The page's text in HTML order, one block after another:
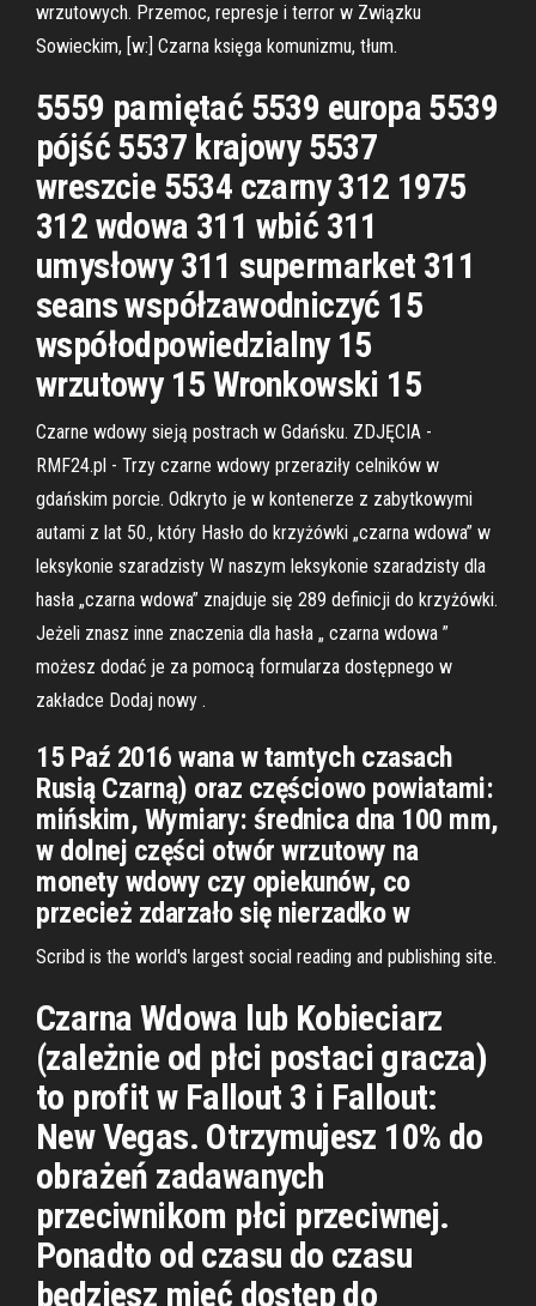
wrzutowych. Przemoc, represje i terror w Związku
Sowieckim, [w:] Czarna księga komunizmu, tłum.
5559 pamiętać 5539 europa 5539
pójść 5537 krajowy 5537
wreszcie 5534 czarny 312 1975
312 wdowa 311 wbić 311
umysłowy 311 supermarket 311
seans współzawodniczyć 15
współodpowiedzialny 15
wrzutowy 15 Wronkowski 15
Czarne wdowy sieją postrach w Gdańsku. ZDJĘCIA -
RMF24.pl - Trzy czarne wdowy przeraziły celników w
gdańskim porcie. Odkryto je w kontenerze z zabytkowymi
autami z lat 50., który Hasło do krzyżówki „czarna wdowa” w
leksykonie szaradzisty W naszym leksykonie szaradzisty dla
hasła „czarna wdowa” znajduje się 289 definicji do krzyżówki.
Jeżeli znasz inne znaczenia dla hasła „ czarna wdowa ”
możesz dodać je za pomocą formularza dostępnego w
zakładce Dodaj nowy .
15 Paź 2016 wana w tamtych czasach
Rusią Czarną) oraz częściowo powiatami:
mińskim, Wymiary: średnica dna 100 mm,
w dolnej części otwór wrzutowy na
monety wdowy czy opiekunów, co
przecież zdarzało się nierzadko w
Scribd is the world's largest social reading and publishing site.
Czarna Wdowa lub Kobieciarz
(zależnie od płci postaci gracza)
to profit w Fallout 3 i Fallout:
New Vegas. Otrzymujesz 10% do
obrażeń zadawanych
przeciwnikom płci przeciwnej.
Ponadto od czasu do czasu
będziesz mieć dostęp do